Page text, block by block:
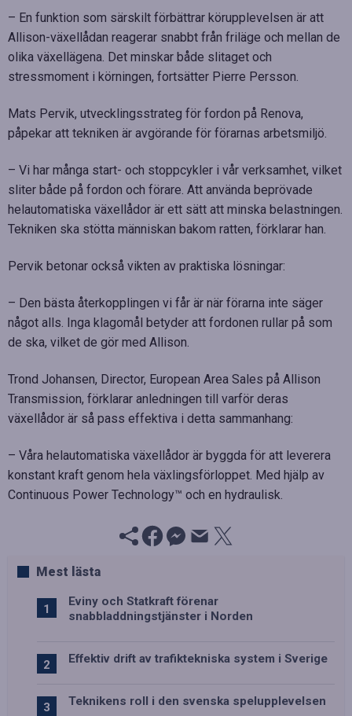
– En funktion som särskilt förbättrar körupplevelsen är att
Allison-växellådan reagerar snabbt från friläge och mellan de
olika växellägena. Det minskar både slitaget och
stressmoment i körningen, fortsätter Pierre Persson.
Mats Pervik, utvecklingsstrateg för fordon på Renova,
påpekar att tekniken är avgörande för förarnas arbetsmiljö.
– Vi har många start- och stoppcykler i vår verksamhet, vilket
sliter både på fordon och förare. Att använda beprövade
helautomatiska växellådor är ett sätt att minska belastningen.
Tekniken ska stötta människan bakom ratten, förklarar han.
Pervik betonar också vikten av praktiska lösningar:
– Den bästa återkopplingen vi får är när förarna inte säger
något alls. Inga klagomål betyder att fordonen rullar på som
de ska, vilket de gör med Allison.
Trond Johansen, Director, European Area Sales på Allison
Transmission, förklarar anledningen till varför deras
växellådor är så pass effektiva i detta sammanhang:
– Våra helautomatiska växellådor är byggda för att leverera
konstant kraft genom hela växlingsförloppet. Med hjälp av
Continuous Power Technology™ och en hydraulisk.
Mest lästa
Eviny och Statkraft förenar
snabbladdningstjänster i Norden
Effektiv drift av trafiktekniska system i Sverige
Teknikens roll i den svenska spelupplevelsen